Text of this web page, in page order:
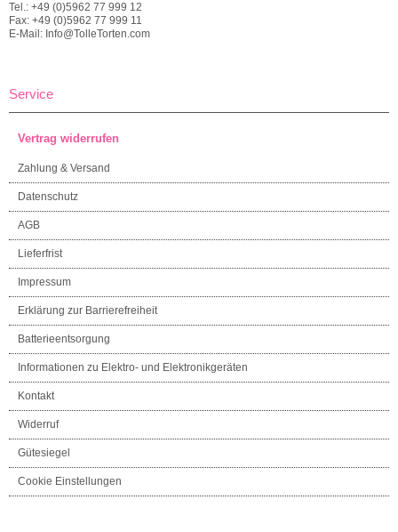
Tel.: +49 (0)5962 77 999 12
Fax: +49 (0)5962 77 999 11
E-Mail: Info@TolleTorten.com
Service
Vertrag widerrufen
Zahlung & Versand
Datenschutz
AGB
Lieferfrist
Impressum
Erklärung zur Barrierefreiheit
Batterieentsorgung
Informationen zu Elektro- und Elektronikgeräten
Kontakt
Widerruf
Gütesiegel
Cookie Einstellungen